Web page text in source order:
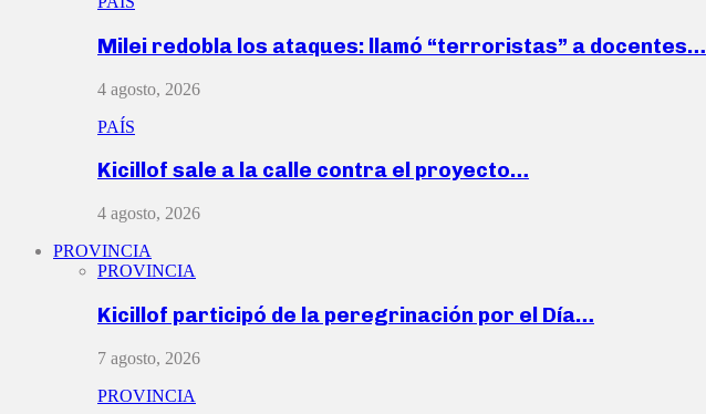
Milei redobla los ataques: llamó “terroristas” a docentes…
4 agosto, 2026
PAÍS
Kicillof sale a la calle contra el proyecto…
4 agosto, 2026
PROVINCIA
PROVINCIA
Kicillof participó de la peregrinación por el Día…
7 agosto, 2026
PROVINCIA